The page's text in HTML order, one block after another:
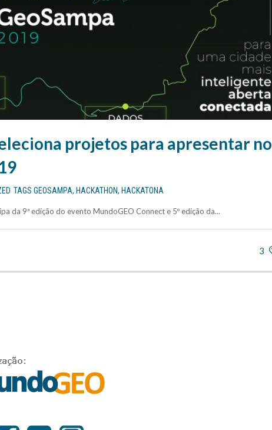
projetos para apresentar no
TAGS GEOSAMPA, HACKATHON, HACKATONA
da 9ª edição do evento MundoGEO Connect e 5º edição da...
3